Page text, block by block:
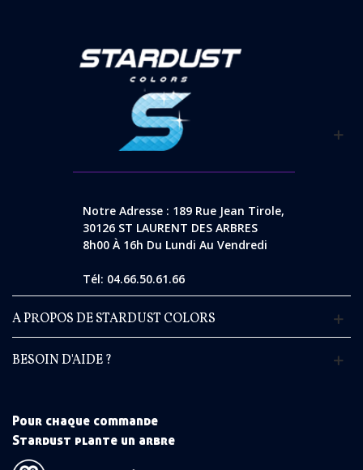
Notre Adresse : 189 Rue Jean Tirole,
30126 ST LAURENT DES ARBRES
8h00 À 16h Du Lundi Au Vendredi
Tél: 04.66.50.61.66
A PROPOS DE STARDUST COLORS
BESOIN D'AIDE ?
Pour chaque commande
Stardust plante un arbre